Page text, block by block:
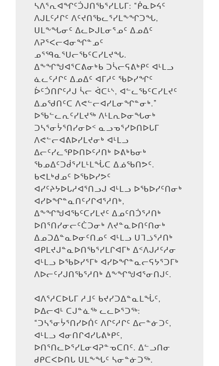
ᓴᐱᕐᕆᐊᖏᑦᑑᒍᑎᖃᕐᓯᒪᒐᒥ: “ᑮᓇᐅᔦᑦ
ᐱᒍᒪᑦᓱᒋᑦ ᐱᑦᔪᑎᖃᓚᕐᓯᒪᖕᖏᑐᖓ,
ᑌᒪᖕᖓᓂᑦ ᐃᓚᐅᒍᒪᓂᕐᓄᑦ ᐃᓄᐃᑦ
ᐱᕈᕐᐸᓕᐊᓂᖏᓐᓄᑦ
ᓄᕐᙯᓇᕐᑌᓕᖃᑦᑕᓯᒪᔪᖓ.
ᐃᖕᖏᖑᐊᕐᑕᕕᓂᒃᑲ ᑐᓵᓕᕋᕕᒃᑭᑦ ᐊᒻᒪᓗ
ᓈᓚᑦᓱᒋᑦ ᐃᓄᐃᑦ ᐊᒥᓱᑦ ᖃᐅᓯᖏᑦ
ᐆᑦᑑᑎᒋᑦᓱᒍ ᓵᓕ ᐋᑕᒻᔅ, ᐊᓪᓚᖃᑦᑕᓯᒪᔪᑦ
ᐃᓄᖁᑎᑦᑕ ᐱᕙᓪᓕᐊᓯᒪᓂᖏᓐᓂᒃ.”
ᐅᖃᓪᓚᕆᑦᓯᒪᔪᖅ ᐱᒻᒪᕆᐅᓂᖓᓂᒃ
ᑐᓴᕐᓂᔮᕐᑎᓯᓂᐅᑉ ᓇᓗᓀᕐᓯᐅᑎᐅᒐᒥ
ᐱᕙᓪᓕᐊᕕᐅᓯᒪᔪᓂᒃ ᐊᒻᒪᓗ
ᐃᓕᑦᓯᓚᕿᐅᑎᐅᑦᓱᑎᒃ ᐅᕕᒃᑲᓂᒃ
ᖃᓄᐃᑦᑐᑰᕐᓯᒪᒻᒪᖔᑕ ᐃᓅᖃᑎᕗᑦ.
ᑲᕙᒪᒃᑯᓄᑦ ᐅᖃᐅᓯᕗᑦ
ᐊᓯᑦᔨᔭᐅᒐᓱᐊᕐᑎᓗᒍ ᐊᒻᒪᓗ ᐅᖃᐅᓯᑦᑎᓂᒃ
ᐊᓯᐅᖏᓐᓇᑎᑦᓯᒋᐊᕐᓱᑎᒃ,
ᐃᖕᖏᖑᐊᖃᑦᑕᓯᒪᔪᑦ ᐃᓄᑦᑎᑑᕐᓱᑎᒃ
ᐅᑎᕐᑎᓯᓂᓕᑦᑖᑐᓂᒃ ᐱᔪᓐᓇᐅᑎᑦᑎᓂᒃ
ᐃᓄᑐᐃᓐᓇᐅᓂᑦᑎᓄᑦ ᐊᒻᒪᓗ ᑌᒣᓘᕐᓱᑎᒃ
ᐊᑭᒪᔪᒍᓐᓇᐅᑎᖃᕐᓯᒪᒋᐊᒥᒃ ᐃᑉᐱᒍᓱᑦᓱᓂ
ᐊᒻᒪᓗ ᐅᖃᐅᓯᕐᒥᒃ ᐊᓯᐅᖏᓐᓇᓕᕋᔭᕐᑐᒥᒃ
ᐱᐅᓕᑦᓯᒍᑎᖃᕐᓱᑎᒃ ᐃᖕᖏᖑᐊᕐᓂᑎᒍᑦ.
ᐊᐱᕐᓱᑕᐅᒐᒥ ᓱᒧᑦ ᑲᔪᓯᑐᐃᓐᓇᒪᖔᑦ,
ᐅᐃᓕᐊᒻ ᑕᒍᓐᓈᖅ ᓚᓚᐅᕐᑐᖅ:
“ᑐᓴᕐᓂᔮᕐᑎᓯᐅᑏᑦ ᐱᒋᑦᓱᒋᑦ ᐃᓕᓐᓃᑐᑦ,
ᐊᒻᒪᓗ ᐊᓂᑎᒋᐊᓯᒐᕕᒃᑭᑦ,
ᐅᑎᕐᑎᓚᐅᕐᓯᒪᓂᐊᕈᓐᓀᑕᑎᑦ. ᐃᓪᓗᑎᓂ
ᑯᑭᑕᐸᐅᑎᒐ ᑌᒪᖕᖓᑦ ᓴᓂᓐᓃᑐᖅ.